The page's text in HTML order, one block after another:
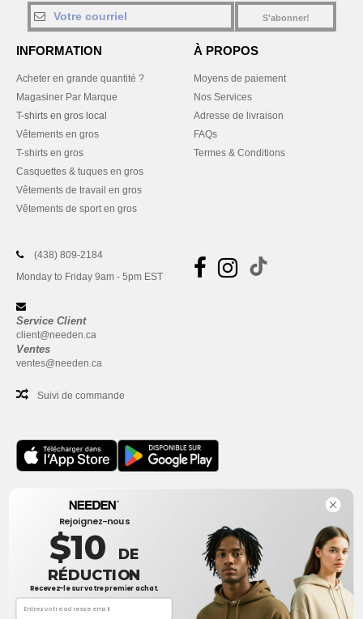
S'abonner!
INFORMATION
Acheter en grande quantité ?
Magasiner Par Marque
T-shirts en gros local
Vêtements en gros
T-shirts en gros
Casquettes & tuques en gros
Vêtements de travail en gros
Vêtements de sport en gros
À PROPOS
Moyens de paiement
Nos Services
Adresse de livraison
FAQs
Termes & Conditions
(438) 809-2184
Monday to Friday 9am - 5pm EST
Service Client
client@needen.ca
Ventes
ventes@needen.ca
Suivi de commande
Bureau
One Dundas Street West Suite 2500
Toronto, Ontario, M5G 1Z3
Ceci n'est PAS l'adresse de retour. Pour les retours, voir ici
Bureau
1300 rue Sherbrooke Ouest #400
Rejoignez-nous
$10 DE
RÉDUCTION
Recevez-le sur votre premier achat.